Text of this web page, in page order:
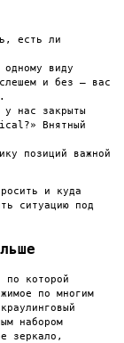
есть ли
виду
и без — вас
у нас закрыты
Внятный
позиций важной
и куда
ситуацию под
по которой
по многим
набором
зеркало,